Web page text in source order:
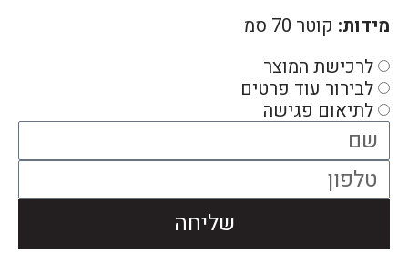
מידות: קוטר 70 סמ
לרכישת המוצר
לבירור עוד פרטים
לתיאום פגישה
שליחה